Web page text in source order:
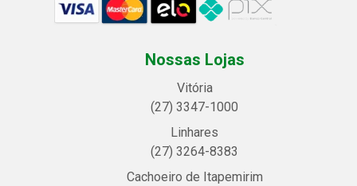
Nossas Lojas
Vitória
(27) 3347-1000
Linhares
(27) 3264-8383
Cachoeiro de Itapemirim